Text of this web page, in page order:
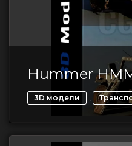
Hummer
3D модели ,